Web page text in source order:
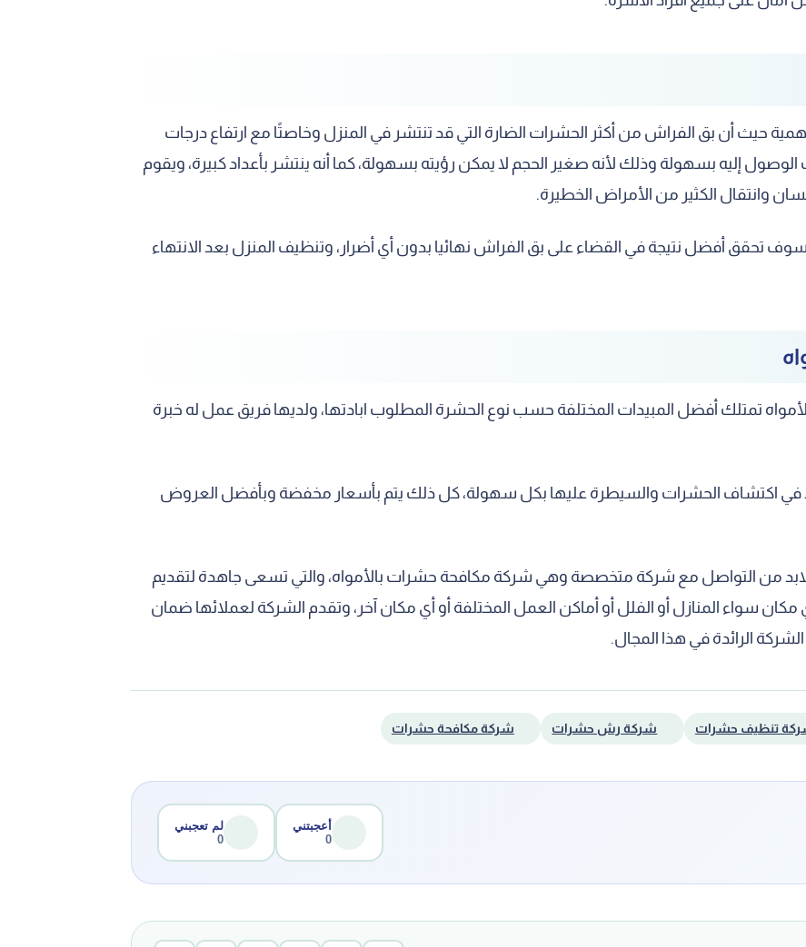
حيث أن بق الفراش من أكثر الحشرات الضارة التي قد تنتشر في المنزل وخاصتًا مع ارتفاع درجات
إليه بسهولة وذلك لأنه صغير الحجم لا يمكن رؤيته بسهولة، كما أنه ينتشر بأعداد كبيرة، ويقوم
وانتقال الكثير من الأمراض الخطيرة.
تحقق أفضل نتيجة في القضاء على بق الفراش نهائيا بدون أي أضرار، وتنظيف المنزل بعد الانتهاء
تمتلك أفضل المبيدات المختلفة حسب نوع الحشرة المطلوب ابادتها، ولديها فريق عمل له خبرة
في اكتشاف الحشرات والسيطرة عليها بكل سهولة، كل ذلك يتم بأسعار مخفضة وبأفضل العروض
لابد من التواصل مع شركة متخصصة وهي شركة مكافحة حشرات بالأمواه، والتي تسعى جاهدة لتقديم
سواء المنازل أو الفلل أو أماكن العمل المختلفة أو أي مكان آخر، وتقدم الشركة لعملائها ضمان
الرائدة في هذا المجال.
تنظيف حشرات شركة رش حشرات شركة مكافحة حشرات
أعجبتني
0
لم تعجبني
0